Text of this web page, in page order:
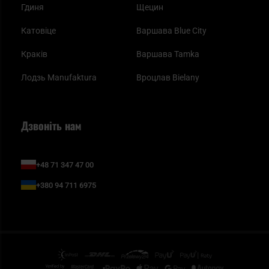
Гдиня
Катовіце
Краків
Лодзь Manufaktura
Щецин
Варшава Blue City
Варшава Tamka
Вроцлав Bielany
Дзвоніть нам
+48 71 347 47 00
+380 94 711 6975